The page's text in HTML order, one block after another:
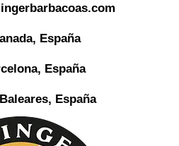
España
España
España